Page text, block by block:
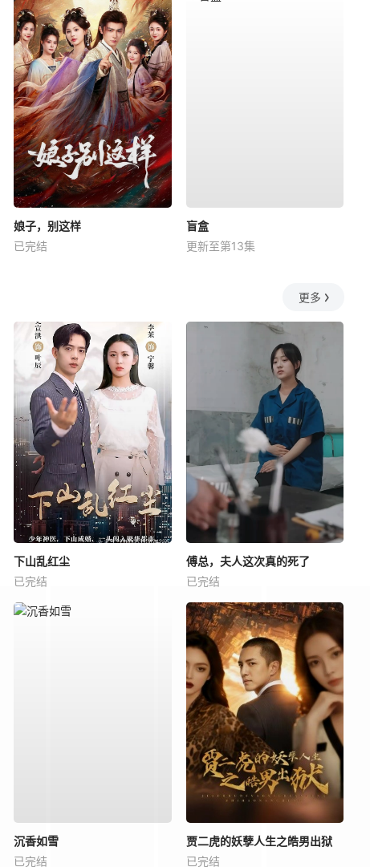
娘子，别这样
已完结
盲盒
更新至第13集
更多
下山乱红尘
已完结
傅总，夫人这次真的死了
已完结
沉香如雪
已完结
贾二虎的妖孽人生之皓男出狱
已完结